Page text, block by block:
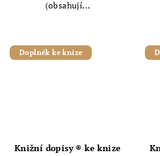
(obsahují...
Doplněk ke knize
Knižní dopisy ® ke knize